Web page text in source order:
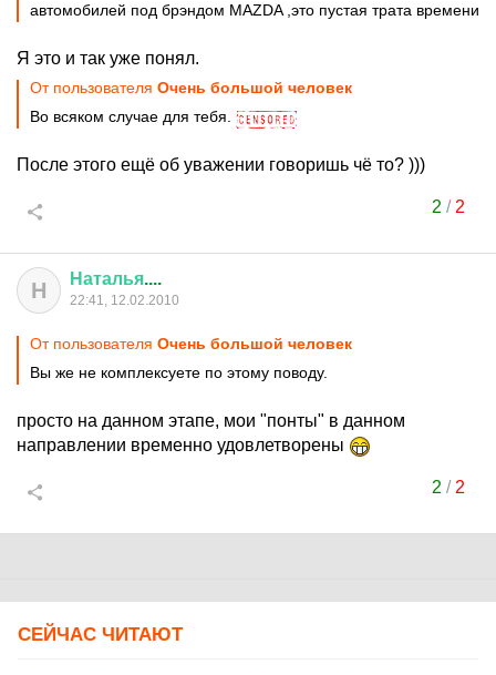
автомобилей под брэндом MAZDA ,это пустая трата времени
Я это и так уже понял.
От пользователя Очень большой человек
Во всяком случае для тебя.
После этого ещё об уважении говоришь чё то? )))
2 / 2
Н Наталья....
22:41, 12.02.2010
От пользователя Очень большой человек
Вы же не комплексуете по этому поводу.
просто на данном этапе, мои "понты" в данном
направлении временно удовлетворены
2 / 2
СЕЙЧАС ЧИТАЮТ